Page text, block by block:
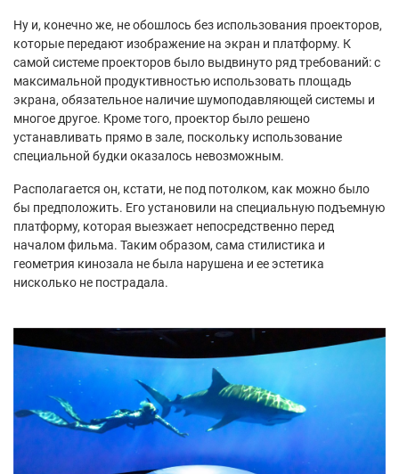
Ну и, конечно же, не обошлось без использования проекторов,
которые передают изображение на экран и платформу. К
самой системе проекторов было выдвинуто ряд требований: с
максимальной продуктивностью использовать площадь
экрана, обязательное наличие шумоподавляющей системы и
многое другое. Кроме того, проектор было решено
устанавливать прямо в зале, поскольку использование
специальной будки оказалось невозможным.
Располагается он, кстати, не под потолком, как можно было
бы предположить. Его установили на специальную подъемную
платформу, которая выезжает непосредственно перед
началом фильма. Таким образом, сама стилистика и
геометрия кинозала не была нарушена и ее эстетика
нисколько не пострадала.